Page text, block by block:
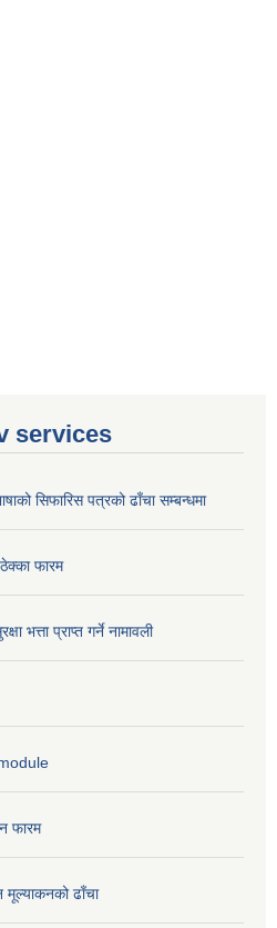
services
सिफारिस पत्रको ढाँचा सम्बन्धमा
फारम
भत्ता प्राप्त गर्ने नामावली
फारम
मूल्या‌कनको ढाँचा